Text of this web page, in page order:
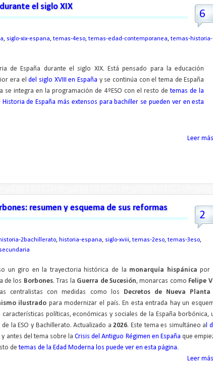
6
el siglo XIX
, siglo-xix-espana, temas-4eso, temas-edad-contemporanea, temas-historia-
de España durante el siglo XIX. Está pensado para la educación
era el del siglo XVIII en España y se continúa con el tema de España
se integra en la programación de 4ºESO con el resto detemas de la
Historia de España más extensos para bachiller se pueden ver en esta
Leer
2
resumen y esquema de sus reformas
historia-2bachillerato, historia-espana, siglo-xviii, temas-2eso, temas-3eso,
un giro en la trayectoria histórica de la monarquía hispánica por
de los Borbones. Tras la Guerra de Sucesión, monarcas como Felipe V
centralistas con medidas como los Decretos de Nueva Planta
ilustrado para modernizar el país. En esta entrada hay un
políticas, económicas y sociales de la España borbónica,
la ESO y Bachillerato.Actualizado a2026. Este tema es simultáneo a
l
y antes del tema sobre laCrisis del Antiguo Régimen en España que
de temas de la Edad Moderna los puede ver en esta página.
Leer